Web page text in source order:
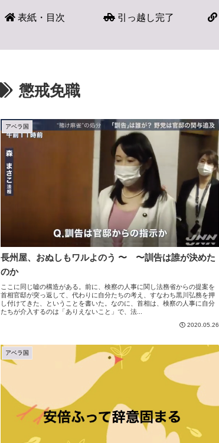
表紙・目次 引っ越し完了
懲戒免職
アベラ国
長州屋、おぬしもワルよのう 〜 〜訓告は誰が決めた
のか
ここに同じ嘘の構造がある。前に、検察の人事に関し法務省からの提案を
首相官邸が突っ返して、代わりに自分たちの考え、すなわち黒川弘務を押
し付けてきた、ということを書いた。なのに、首相は、検察の人事に自分
たちが介入するのは「ありえないこと」で、法...
2020.05.26
アベラ国